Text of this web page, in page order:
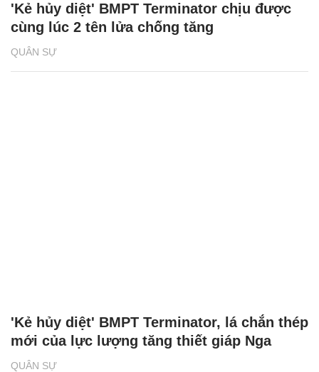
QUÂN SỰ
'Kẻ hủy diệt' BMPT Terminator chịu được
cùng lúc 2 tên lửa chống tăng
QUÂN SỰ
'Kẻ hủy diệt' BMPT Terminator, lá chắn thép
mới của lực lượng tăng thiết giáp Nga